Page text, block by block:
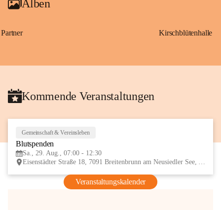
Alben
Partner Kirschblütenhalle
Kommende Veranstaltungen
Gemeinschaft & Vereinsleben
Blutspenden
Sa., 29. Aug., 07:00 - 12:30
Eisenstädter Straße 18, 7091 Breitenbrunn am Neusiedler See, AUT
Veranstaltungskalender